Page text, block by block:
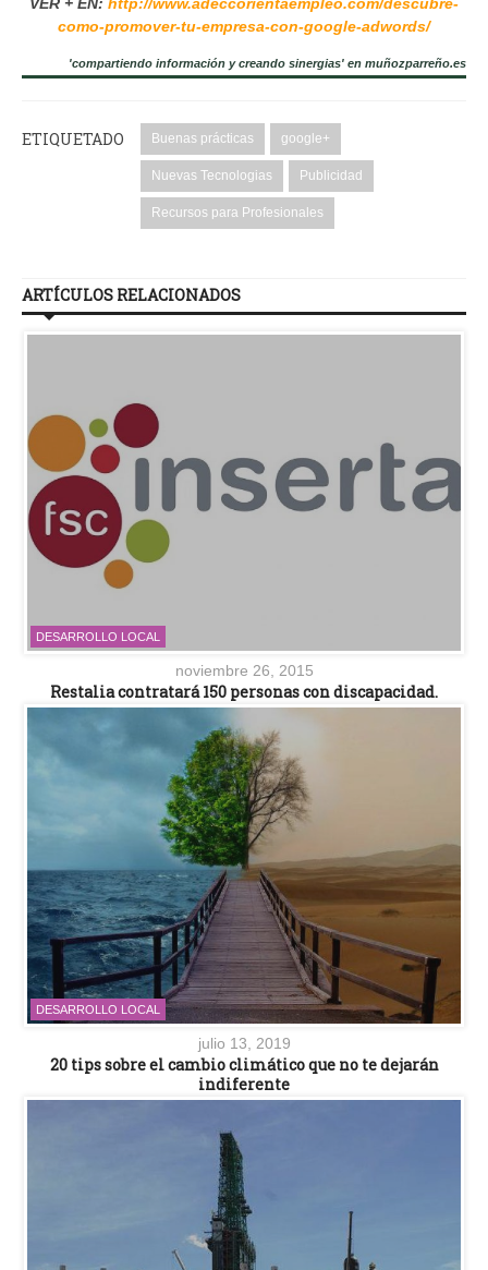
como-promover-tu-empresa-con-google-adwords/
'compartiendo información y creando sinergias' en muñozparreño.es
ETIQUETADO Buenas prácticas google+
Nuevas Tecnologias Publicidad
Recursos para Profesionales
ARTÍCULOS RELACIONADOS
DESARROLLO LOCAL
noviembre 26, 2015
Restalia contratará 150 personas con discapacidad.
DESARROLLO LOCAL
julio 13, 2019
20 tips sobre el cambio climático que no te dejarán
indiferente